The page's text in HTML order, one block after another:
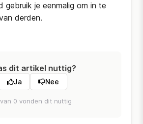
gebruik je eenmalig om in te
derden.
dit artikel nuttig?
Ja Nee
0 vonden dit nuttig